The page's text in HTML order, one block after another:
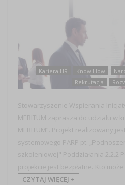
Kariera HR Know How
Rekrutacja
Stowarzyszenie Wspierania
MERITUM zaprasza do udziału w
MERITUM”. Projekt realizowany
systemowego PARP pt.
szkoleniowej" Poddziałania 2.2.2
projekcie jest bezpłatne. Kto może ...
CZYTAJ WIĘCEJ +